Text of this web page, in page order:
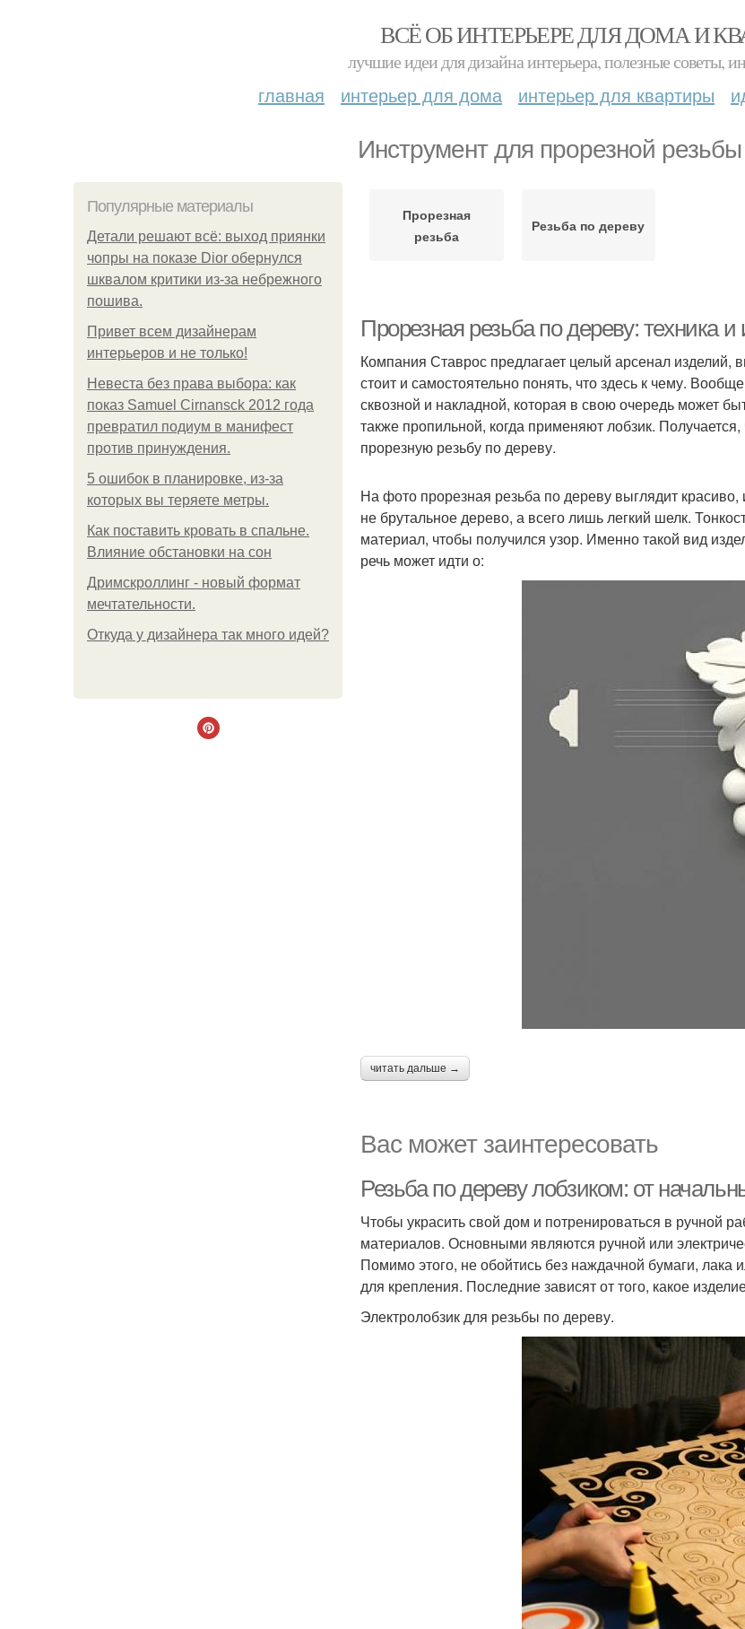
ВСЁ ОБ ИНТЕРЬЕРЕ ДЛЯ ДОМА И
лучшие идеи для дизайна интерьера, полезные советы,
главная интерьер для дома интерьер для квартиры
Инструмент для прорезной резьбы
Популярные материалы
Детали решают всё: выход приянки
чопры на показе Dior обернулся
шквалом критики из-за небрежного
пошива.
Привет всем дизайнерам
интерьеров и не только!
Невеста без права выбора: как
показ Samuel Cirnansck 2012 года
превратил подиум в манифест
против принуждения.
5 ошибок в планировке, из-за
которых вы теряете метры.
Как поставить кровать в спальне.
Влияние обстановки на сон
Дримскроллинг - новый формат
мечтательности.
Откуда у дизайнера так много идей?
Прорезная
резьба
Резьба по дереву
Прорезная резьба по дереву: техника
Компания Ставрос предлагает целый арсенал
стоит и самостоятельно понять, что здесь к чему.
сквозной и накладной, которая в свою очередь может
также пропильной, когда применяют лобзик.
прорезную резьбу по дереву.
На фото прорезная резьба по дереву выглядит
не брутальное дерево, а всего лишь легкий шелк.
материал, чтобы получился узор. Именно такой вид
речь может идти о:
читать дальше →
Вас может заинтересовать
Резьба по дереву лобзиком: от
Чтобы украсить свой дом и потренироваться в ручной
материалов. Основными являются ручной или
Помимо этого, не обойтись без наждачной бумаги, лака
для крепления. Последние зависят от того, какое
Электролобзик для резьбы по дереву.